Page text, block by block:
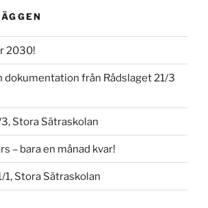
2030!
dokumentation från Rådslaget 21/3
Stora Sätraskolan
– bara en månad kvar!
1, Stora Sätraskolan